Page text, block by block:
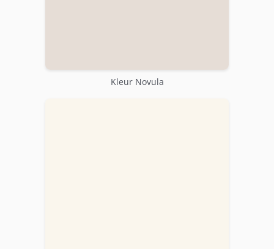
Kleur Novula